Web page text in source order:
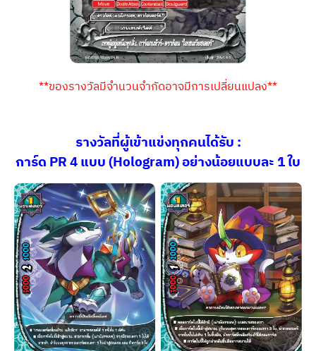
**ของรางวัลมีจำนวนจำกัดอาจมีการเปลี่ยนแปลง**
รางวัลที่ผู้เข้าแข่งทุกคนได้รับ :
การ์ด PR 4 แบบ (Hologram) อย่างน้อยแบบละ 1 ใบ